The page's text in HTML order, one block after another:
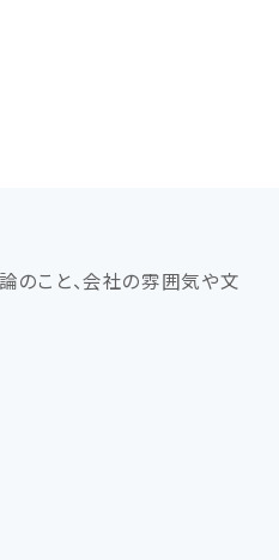
のこと、会社の雰囲気や文